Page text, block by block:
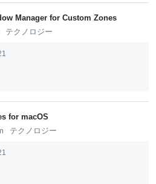
Manager for Custom Zones
テクノロジー
for macOS
テクノロジー